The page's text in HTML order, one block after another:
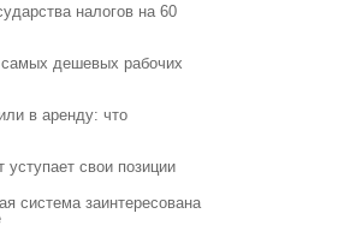
налогов на 60
дешевых рабочих
в аренду: что
уступает свои позиции
система заинтересована